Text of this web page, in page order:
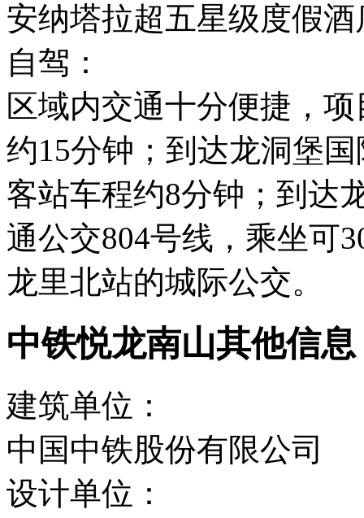
安纳塔拉超五星级度假酒
自驾：
区域内交通十分便捷，
约15分钟；到达龙洞堡
客站车程约8分钟；到达
通公交804号线，乘坐可
龙里北站的城际公交。
中铁悦龙南山其他信息
建筑单位：
中国中铁股份有限公司
设计单位：